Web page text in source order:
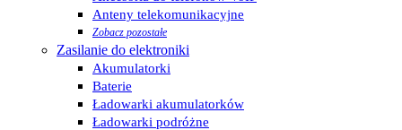
Anteny telekomunikacyjne
Zobacz pozostałe
Zasilanie do elektroniki
Akumulatorki
Baterie
Ładowarki akumulatorków
Ładowarki podróżne